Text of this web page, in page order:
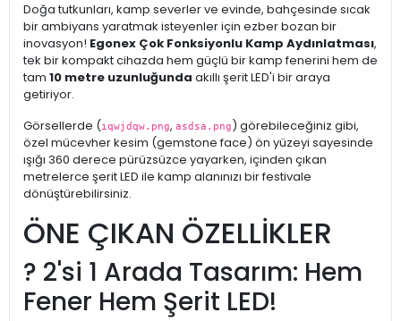
Doğa tutkunları, kamp severler ve evinde, bahçesinde sıcak
bir ambiyans yaratmak isteyenler için ezber bozan bir
inovasyon! Egonex Çok Fonksiyonlu Kamp Aydınlatması,
tek bir kompakt cihazda hem güçlü bir kamp fenerini hem de
tam 10 metre uzunluğunda akıllı şerit LED'i bir araya
getiriyor.
Görsellerde (ıqwjdqw.png, asdsa.png) görebileceğiniz gibi,
özel mücevher kesim (gemstone face) ön yüzeyi sayesinde
ışığı 360 derece pürüzsüzce yayarken, içinden çıkan
metrelerce şerit LED ile kamp alanınızı bir festivale
dönüştürebilirsiniz.
ÖNE ÇIKAN ÖZELLİKLER
? 2'si 1 Arada Tasarım: Hem
Fener Hem Şerit LED!